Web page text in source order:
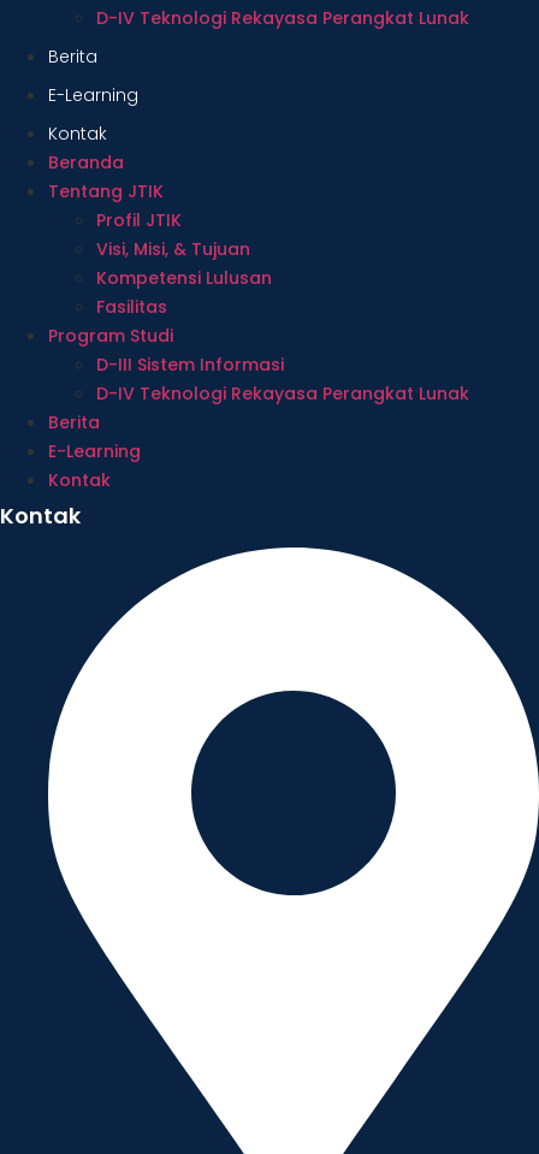
D-IV Teknologi Rekayasa Perangkat Lunak
Berita
E-Learning
Kontak
Beranda
Tentang JTIK
Profil JTIK
Visi, Misi, & Tujuan
Kompetensi Lulusan
Fasilitas
Program Studi
D-III Sistem Informasi
D-IV Teknologi Rekayasa Perangkat Lunak
Berita
E-Learning
Kontak
Kontak